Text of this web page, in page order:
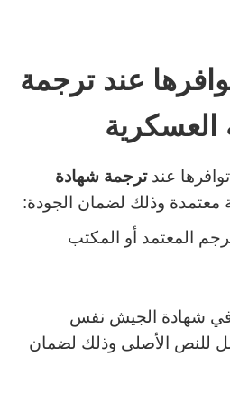
عند ترجمة
العسكرية
عندترجمة شهادة
معتمدة وذلك لضمان الجودة:
المعتمد أو المكتب
في شهادة الجيش نفس
للنص الأصلى وذلك لضمان